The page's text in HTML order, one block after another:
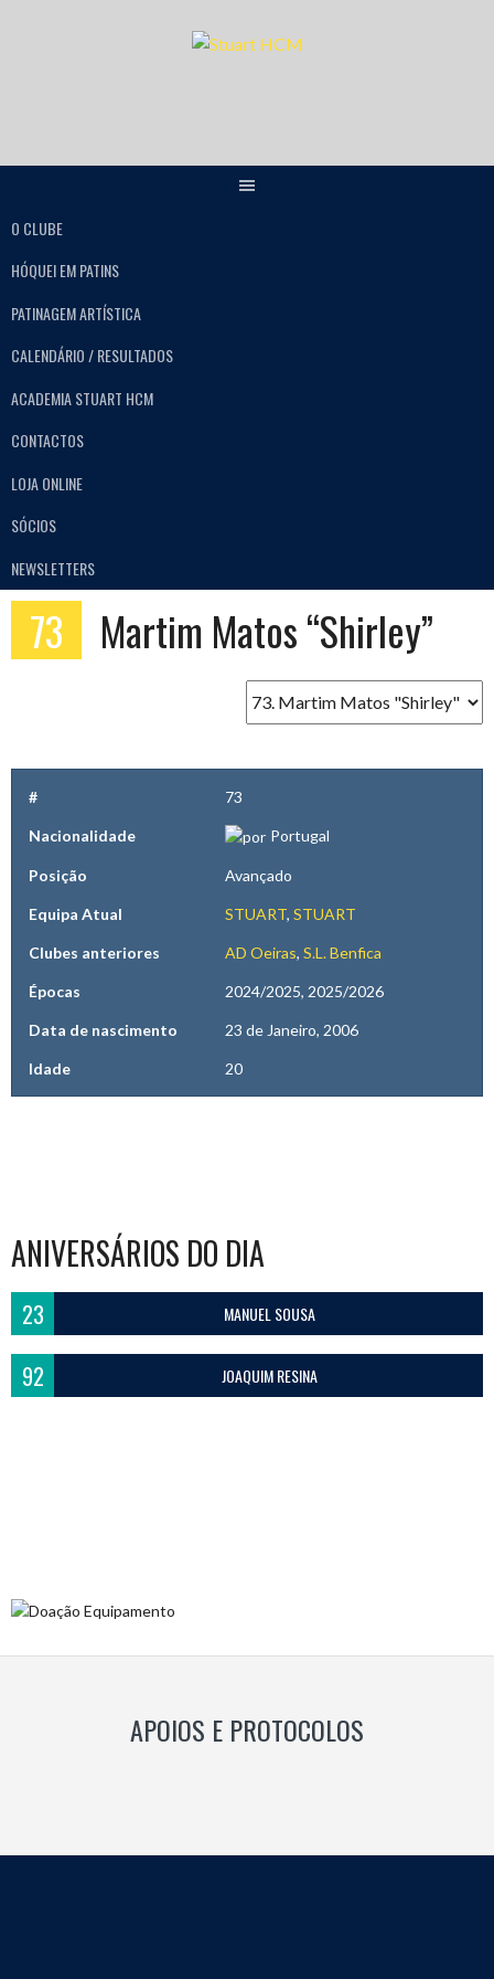
O CLUBE
HÓQUEI EM PATINS
PATINAGEM ARTÍSTICA
CALENDÁRIO / RESULTADOS
ACADEMIA STUART HCM
CONTACTOS
LOJA ONLINE
SÓCIOS
NEWSLETTERS
73 Martim Matos “Shirley”
# 73
Nacionalidade Portugal
Posição Avançado
Equipa Atual STUART,STUART
Clubes anteriores AD Oeiras,S.L. Benfica
Épocas 2024/2025, 2025/2026
Data de nascimento 23 de Janeiro, 2006
Idade 20
ANIVERSÁRIOS DO DIA
23 MANUEL SOUSA
92 JOAQUIM RESINA
APOIOS E PROTOCOLOS